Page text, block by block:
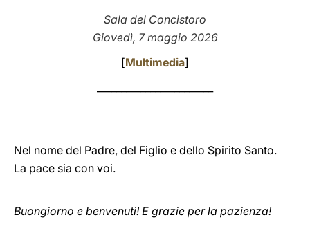
Sala del Concistoro
Giovedì, 7 maggio 2026
[Multimedia]
Nel nome del Padre, del Figlio e dello Spirito Santo.
La pace sia con voi.
Buongiorno e benvenuti! E grazie per la pazienza!